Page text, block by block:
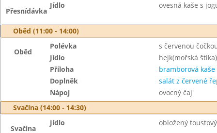
Přesnídávka
Jídlo ovesná kaše s
Oběd (11:00 - 14:00)
Oběd
Polévka
s červenou
Jídlo
hejk(mořská
Příloha
bramborová kaše
Doplněk
salát z červené
Nápoj
ovocný čaj
Svačina (14:00 - 14:30)
Svačina
Jídlo obložený